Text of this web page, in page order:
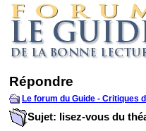
Répondre
Le forum du Guide - Critiques
Sujet: lisez-vous du